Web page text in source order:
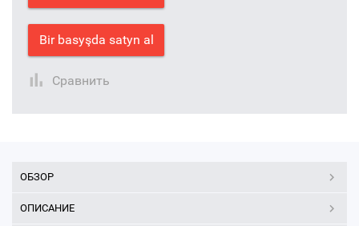
Bir basyşda satyn al
Сравнить
ОБЗОР
ОПИСАНИЕ